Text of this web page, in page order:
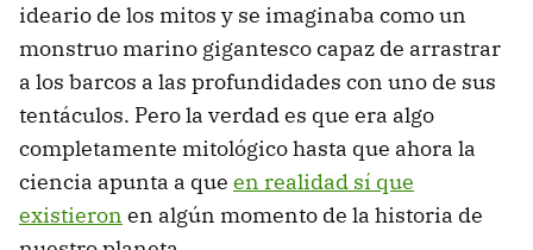
ideario de los mitos y se imaginaba como un
monstruo marino gigantesco capaz de arrastrar
a los barcos a las profundidades con uno de sus
tentáculos. Pero la verdad es que era algo
completamente mitológico hasta que ahora la
ciencia apunta a que en realidad sí que
existieron en algún momento de la historia de